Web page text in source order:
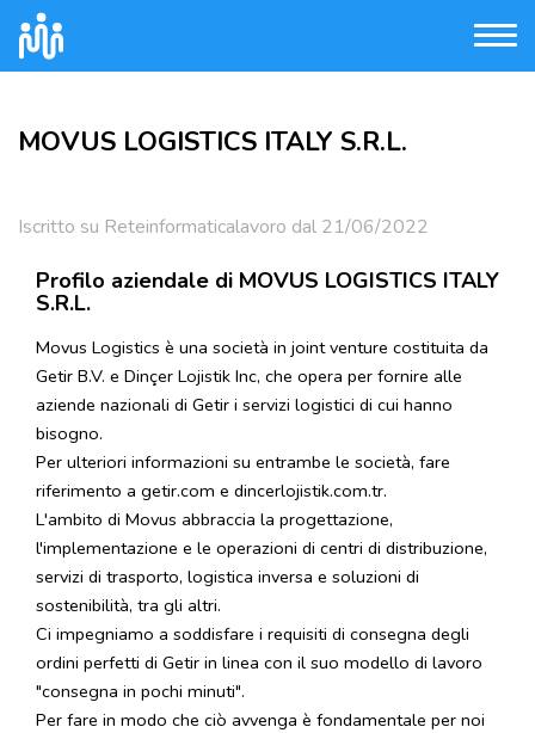
MOVUS LOGISTICS ITALY S.R.L.
Iscritto su Reteinformaticalavoro dal 21/06/2022
Profilo aziendale di MOVUS LOGISTICS ITALY
S.R.L.
Movus Logistics è una società in joint venture costituita da
Getir B.V. e Dinçer Lojistik Inc, che opera per fornire alle
aziende nazionali di Getir i servizi logistici di cui hanno
bisogno.
Per ulteriori informazioni su entrambe le società, fare
riferimento a getir.com e dincerlojistik.com.tr.
L'ambito di Movus abbraccia la progettazione,
l'implementazione e le operazioni di centri di distribuzione,
servizi di trasporto, logistica inversa e soluzioni di
sostenibilità, tra gli altri.
Ci impegniamo a soddisfare i requisiti di consegna degli
ordini perfetti di Getir in linea con il suo modello di lavoro
"consegna in pochi minuti".
Per fare in modo che ciò avvenga è fondamentale per noi